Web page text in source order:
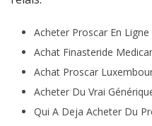
Acheter Proscar En Ligne
Achat Finasteride
Achat Proscar
Acheter Du Vrai
Qui A Deja Acheter Du